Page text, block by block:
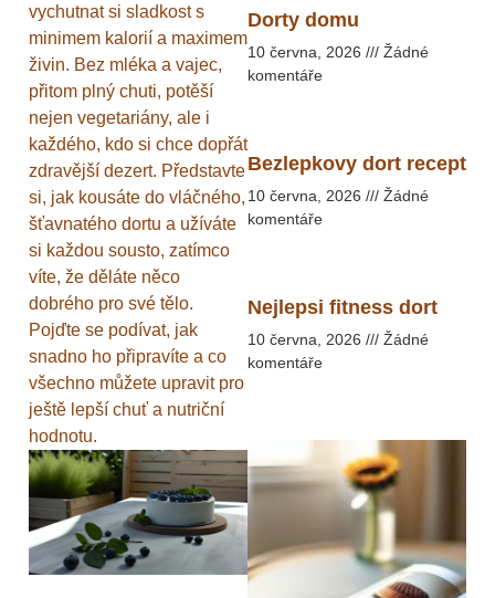
vychutnat si sladkost s
minimem kalorií a maximem
živin. Bez mléka a vajec,
přitom plný chuti, potěší
nejen vegetariány, ale i
každého, kdo si chce dopřát
zdravější dezert. Představte
si, jak kousáte do vláčného,
šťavnatého dortu a užíváte
si každou sousto, zatímco
víte, že děláte něco
dobrého pro své tělo.
Pojďte se podívat, jak
snadno ho připravíte a co
všechno můžete upravit pro
ještě lepší chuť a nutriční
hodnotu.
Dorty domu
10 června, 2026
Žádné
komentáře
Bezlepkovy dort recept
10 června, 2026
Žádné
komentáře
Nejlepsi fitness dort
10 června, 2026
Žádné
komentáře